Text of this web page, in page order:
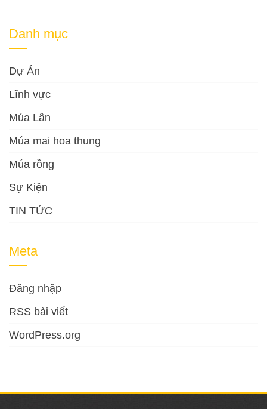
Danh mục
Dự Án
Lĩnh vực
Múa Lân
Múa mai hoa thung
Múa rồng
Sự Kiện
TIN TỨC
Meta
Đăng nhập
RSS bài viết
WordPress.org